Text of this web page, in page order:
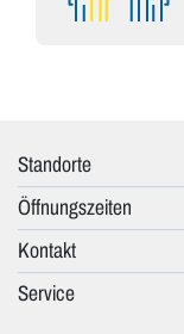
Standorte
Öffnungszeiten
Kontakt
Service